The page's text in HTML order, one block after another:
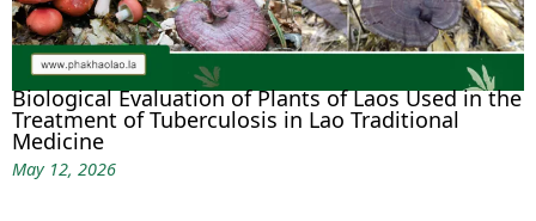
Biological Evaluation of Plants of Laos Used in the
Treatment of Tuberculosis in Lao Traditional
Medicine
May 12, 2026